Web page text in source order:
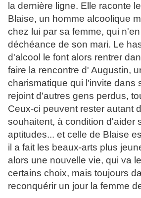
la dernière ligne. Elle raconte
Blaise, un homme alcoolique
chez lui par sa femme, qui
déchéance de son mari. Le
d'alcool le font alors rentrer
faire la rencontre d' Augustin,
charismatique qui l'invite dans
rejoint d'autres gens perdus,
Ceux-ci peuvent rester autant
souhaitent, à condition d'aider
aptitudes... et celle de Blaise
il a fait les beaux-arts plus
alors une nouvelle vie, qui va
certains choix, mais toujours
reconquérir un jour la femme